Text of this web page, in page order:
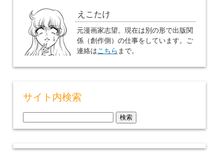
えこたけ
元漫画家志望。現在は別の形で出版関
係（創作側）の仕事をしています。ご
連絡はこちら まで。
サイト内検索
索: